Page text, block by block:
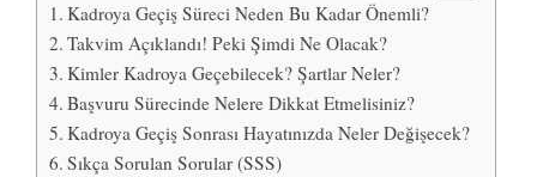
Kadroya Geçiş Süreci Neden Bu Kadar Önemli?
Takvim Açıklandı! Peki Şimdi Ne Olacak?
Kimler Kadroya Geçebilecek? Şartlar Neler?
Başvuru Sürecinde Nelere Dikkat Etmelisiniz?
Kadroya Geçiş Sonrası Hayatınızda Neler Değişecek?
Sıkça Sorulan Sorular (SSS)